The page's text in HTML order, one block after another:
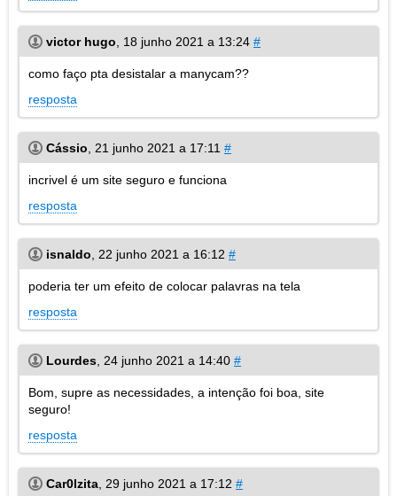
victor hugo 18 junho 2021 a 13:24 #
como faço pta desistalar a manycam??
resposta
Cássio 21 junho 2021 a 17:11 #
incrivel é um site seguro e funciona
resposta
isnaldo 22 junho 2021 a 16:12 #
poderia ter um efeito de colocar palavras na tela
resposta
Lourdes 24 junho 2021 a 14:40 #
Bom, supre as necessidades, a intenção foi boa, site
seguro!
resposta
Car0lzita 29 junho 2021 a 17:12 #